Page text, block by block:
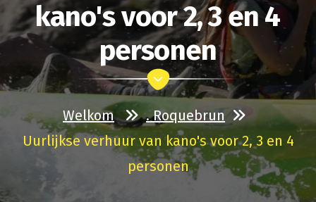
kano's voor 2, 3 en 4
personen
Welkom
. Roquebrun
Uurlijkse verhuur van kano's voor 2, 3 en 4
personen